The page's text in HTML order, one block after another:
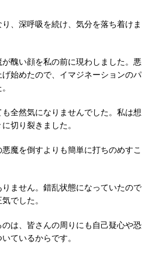
、深呼吸を続け、気分を落ち着けま
醜い顔を私の前に現わしました。悪
始めたので、イマジネーションのパ
全然気になりませんでした。私は想
切り裂きました。
魔を倒すよりも簡単に打ちのめすこ
ません。錯乱状態になっていたので
でした。
は、皆さんの周りにも自己疑心や恐
ているからです。